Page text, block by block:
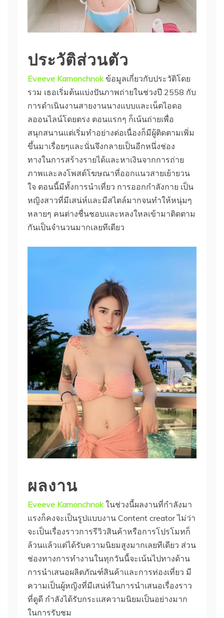
ประวัติส่วนตัว
Eveeve Kamonchnokข้อมูลเกี่ยวกับประวัติโดย
รวม เธอเริ่มต้นแบ่งปันภาพถ่ายในช่วงปี 2558 กับ
การดำเนินงานสายงานนางแบบและเน็ตไอดอ
ลออนไลน์โดยตรง ตอนแรกๆ ก็เน้นถ่ายเพื่อ
สนุกสนานแต่เริ่มทำอย่างต่อเนื่องก็มีผู้ติดตามเพิ่ม
ขึ้นมาเรื่อยๆและนั่นจึงกลายเป็นอีกหนึ่งช่อง
ทางในการสร้างรายได้และหาเงินจากการถ่าย
ภาพและลงโพสต์โฆษณาที่ออกแนวสายเย้ายวน
ใจ ตอนนี้มีทั้งการนำเที่ยว การออกกำลังกาย เป็น
หญิงสาวที่มีเสน่ห์และมีสไตล์มากจนทำให้หนุ่มๆ
หลายๆ คนต่างชื่นชอบและหลงใหลเข้ามาติดตาม
กันเป็นจำนวนมากเลยทีเดียว
ผลงาน
Eveeve Kamonchnokในช่วงนี้ผลงานที่กำลังมา
แรงก็คงจะเป็นรูปแบบงาน Content creator ไม่ว่า
จะเป็นเรื่องราวการรีวิวสินค้าหรือการโปรโมทก็
ล้วนแล้วแต่ได้รับความนิยมสูงมากเลยทีเดียว ส่วน
ช่องทางการทำงานในทุกวันนี้จะเน้นไปทางด้าน
การนำเสนอผลิตภัณฑ์สินค้าและการท่องเที่ยว มี
ความเป็นผู้หญิงที่มีเสน่ห์ในการนำเสนอเรื่องราว
ที่ดูดี กำลังได้รับกระแสความนิยมเป็นอย่างมาก
ในการรับชม